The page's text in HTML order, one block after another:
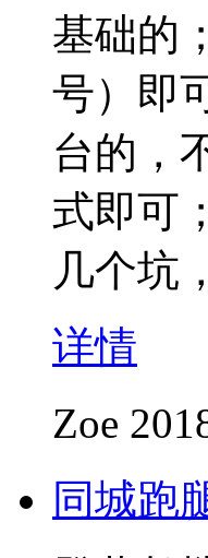
基础的
号）即
台的，
式即可
几个坑
详情
Zoe
同城跑